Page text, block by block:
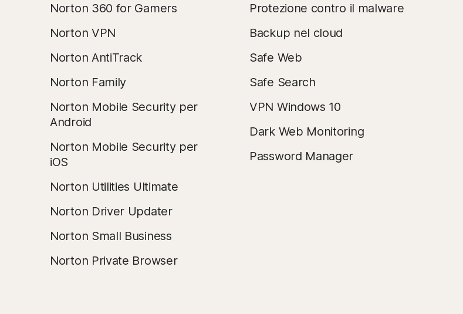
Norton 360 for Gamers
Norton VPN
Norton AntiTrack
Norton Family
Norton Mobile Security per
Android
Norton Mobile Security per
iOS
Norton Utilities Ultimate
Norton Driver Updater
Norton Small Business
Norton Private Browser
Protezione contro il malware
Backup nel cloud
Safe Web
Safe Search
VPN Windows 10
Dark Web Monitoring
Password Manager